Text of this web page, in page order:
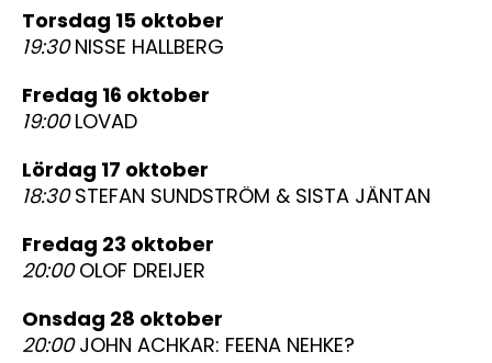
torsdag 15 oktober
19:30NISSE HALLBERG
fredag 16 oktober
19:00LOVAD
lördag 17 oktober
18:30STEFAN SUNDSTRÖM & SISTA JÄNTAN
fredag 23 oktober
20:00OLOF DREIJER
onsdag 28 oktober
20:00JOHN ACHKAR: FEENA NEHKE?